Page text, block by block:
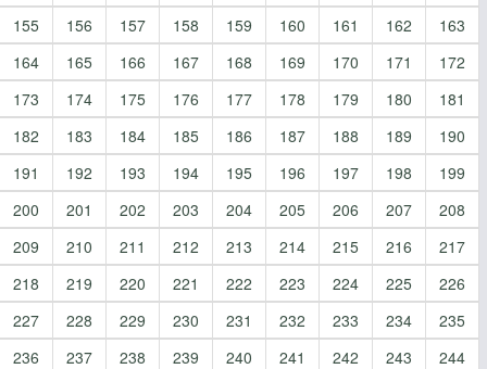
155
156 157 158 159 160 161 162
163
164
165 166 167 168 169 170 171
172
173
174 175 176 177 178 179 180
181
182
183 184 185 186 187 188 189
190
191
192 193 194 195 196 197 198
199
200
201 202 203 204 205 206 207
208
209
210 211 212 213 214 215 216
217
218
219 220 221 222 223 224 225
226
227
228 229 230 231 232 233 234
235
236
237 238 239 240 241 242 243
244